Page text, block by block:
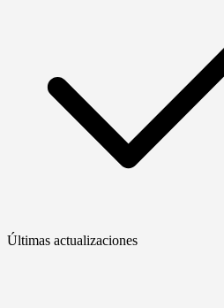
Últimas actualizaciones